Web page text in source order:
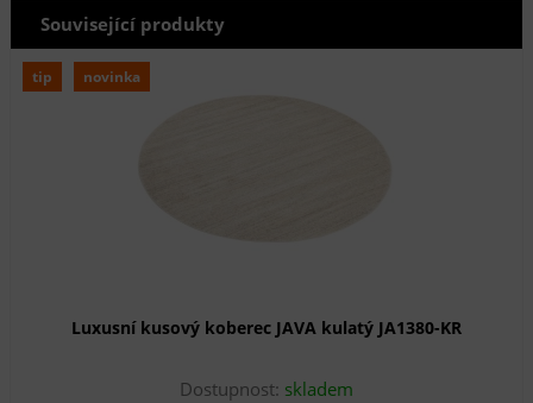
Související produkty
tip novinka
Luxusní kusový koberec JAVA kulatý JA1380-KR
Dostupnost: skladem